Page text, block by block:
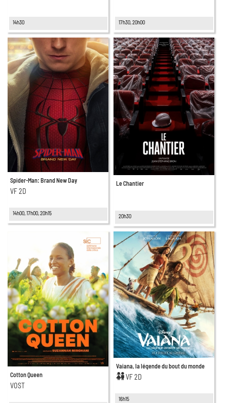
14h30 17h30, 20h00
Spider-Man: Brand New Day
VF 2D
14h00, 17h00, 20h15
Le Chantier
20h30
Cotton Queen
VOST
Vaiana, la légende du bout du monde
VF 2D
16h15